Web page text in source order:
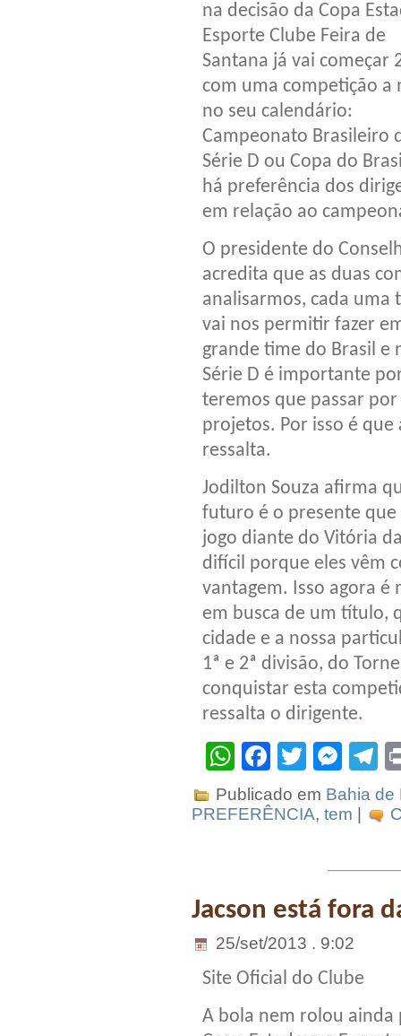
na decisão da Copa
Esporte Clube Feira de
Santana já vai começar
com uma competição a
no seu calendário:
Campeonato Brasileiro
Série D ou Copa do
há preferência dos
em relação ao
O presidente do
acredita que as duas
analisarmos, cada uma
vai nos permitir fazer
grande time do Brasil e
Série D é importante
teremos que passar por
projetos. Por isso é
ressalta.
Jodilton Souza afirma
futuro é o presente
jogo diante do Vitória
difícil porque eles vêm
vantagem. Isso agora
em busca de um título,
cidade e a nossa
1ª e 2ª divisão, do
conquistar esta
ressalta o dirigente.
WhatsApp
Facebook
Twitter
Publicado em Bahia de
PREFERÊNCIA, tem
Jacson está fora
25/set/2013 . 9:02
Site Oficial do Clube
A bola nem rolou ainda